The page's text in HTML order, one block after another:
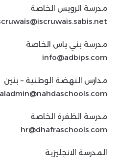
مدرسة الرويس الخاصة
مدرسة بني ياس الخاصة
info@adbips.com
مدارس النهضة الوطنية – بنين
مدرسة الظفرة الخاصة
hr@dhafraschools.com
المدرسة الانجليزية